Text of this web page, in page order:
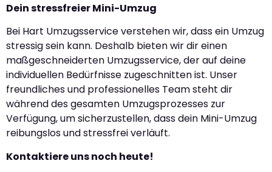
Dein stressfreier Mini-Umzug
Bei Hart Umzugsservice verstehen wir, dass ein Umzug
stressig sein kann. Deshalb bieten wir dir einen
maßgeschneiderten Umzugsservice, der auf deine
individuellen Bedürfnisse zugeschnitten ist. Unser
freundliches und professionelles Team steht dir
während des gesamten Umzugsprozesses zur
Verfügung, um sicherzustellen, dass dein Mini-Umzug
reibungslos und stressfrei verläuft.
Kontaktiere uns noch heute!